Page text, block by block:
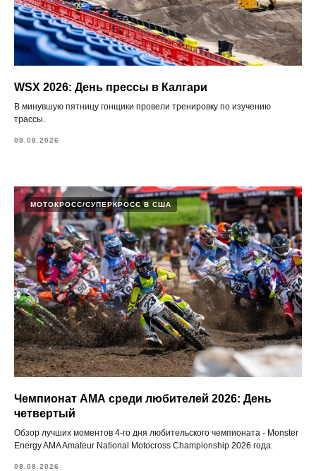
WSX 2026: День прессы в Калгари
В минувшую пятницу гонщики провели тренировку по изучению
трассы.
08.08.2026
МОТОКРОСС/СУПЕРКРОСС В США
Чемпионат АМА среди любителей 2026: День
четвертый
Обзор лучших моментов 4-го дня любительского чемпионата - Monster
Energy AMA Amateur National Motocross Championship 2026 года.
08.08.2026